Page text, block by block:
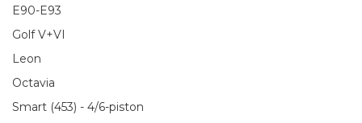
E90-E93
Golf V+VI
Leon
Octavia
Smart (453) - 4/6-piston